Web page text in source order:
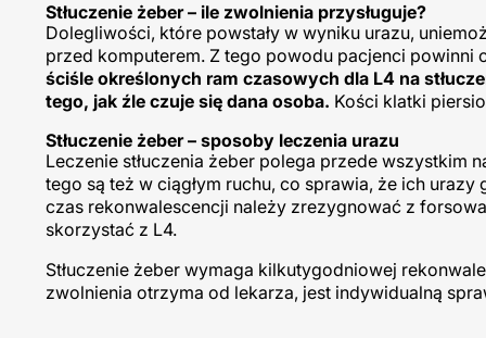
Stłuczenie żeber – ile zwolnienia przysługuje?
Dolegliwości, które powstały w wyniku urazu,
przed komputerem. Z tego powodu pacjenci powinni
ściśle określonych ram czasowych dla L4 na
tego, jak źle czuje się dana osoba. Kości klatki
Stłuczenie żeber – sposoby leczenia urazu
Leczenie stłuczenia żeber polega przede wszystkim
tego są też w ciągłym ruchu, co sprawia, że ich
czas rekonwalescencji należy zrezygnować z
skorzystać z L4.
Stłuczenie żeber wymaga kilkutygodniowej
zwolnienia otrzyma od lekarza, jest indywidualną